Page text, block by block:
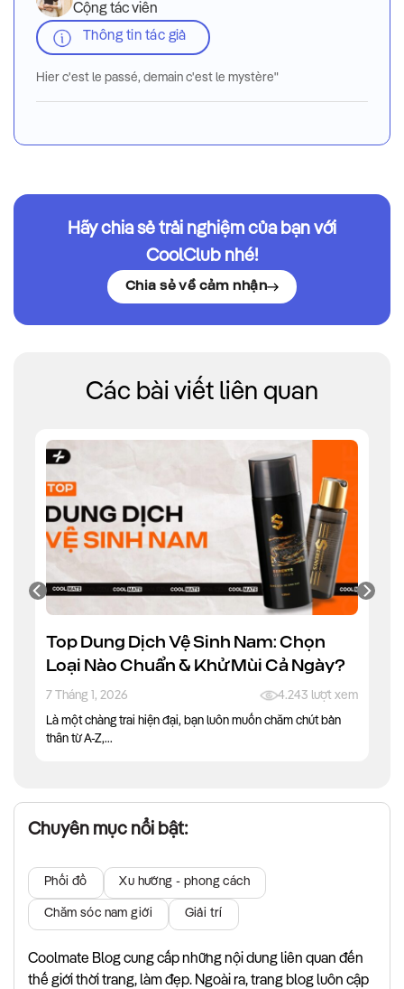
Cộng tác viên
Thông tin tác giả
Hier c'est le passé, demain c'est le mystère"
Hãy chia sẻ trải nghiệm của bạn với
CoolClub nhé!
Chia sẻ về cảm nhận
Các bài viết liên quan
Top Dung Dịch Vệ Sinh Nam: Chọn
Loại Nào Chuẩn & Khử Mùi Cả Ngày?
7 Tháng 1, 2026 4.243 lượt xem
Là một chàng trai hiện đại, bạn luôn muốn chăm chút bản
thân từ A-Z,...
Chuyên mục nổi bật:
Phối đồ Xu hướng - phong cách
Chăm sóc nam giới Giải trí
Coolmate Blog cung cấp những nội dung liên quan đến
thế giới thời trang, làm đẹp. Ngoài ra, trang blog luôn cập